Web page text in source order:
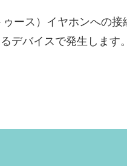
ース）イヤホンへの
デバイスで発生します。